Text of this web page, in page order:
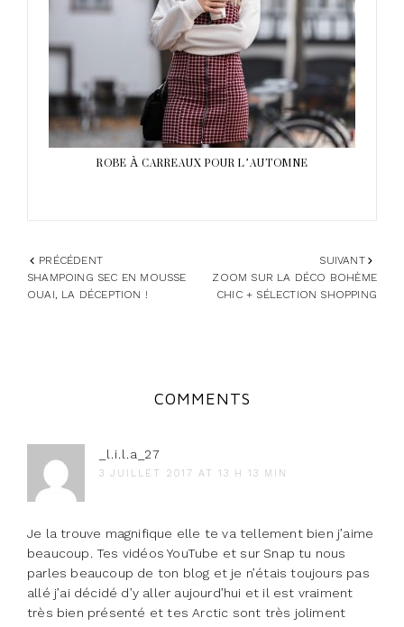
ROBE À CARREAUX POUR L’AUTOMNE
PRÉCÉDENT
SHAMPOING SEC EN MOUSSE
OUAI, LA DÉCEPTION !
SUIVANT
ZOOM SUR LA DÉCO BOHÈME
CHIC + SÉLECTION SHOPPING
COMMENTS
_l.i.l.a_27
3 JUILLET 2017 AT 13 H 13 MIN
Je la trouve magnifique elle te va tellement bien j’aime
beaucoup. Tes vidéos YouTube et sur Snap tu nous
parles beaucoup de ton blog et je n’étais toujours pas
allé j’ai décidé d’y aller aujourd’hui et il est vraiment
très bien présenté et tes Arctic sont très joliment